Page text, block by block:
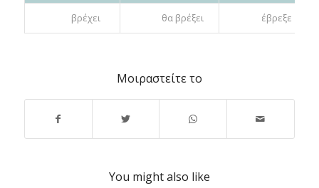
βρέχει θα βρέξει έβρεξε
Μοιραστείτε το
You might also like